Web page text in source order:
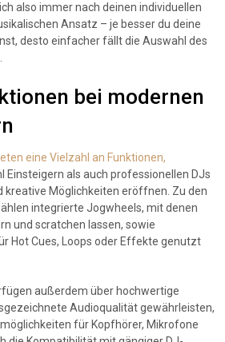
also immer nach deinen individuellen
Ansatz – je besser du deine
desto einfacher fällt die Auswahl des
bei modernen
eine Vielzahl an Funktionen,
Einsteigern als auch professionellen DJs
kreative Möglichkeiten eröffnen. Zu den
integrierte Jogwheels, mit denen
und scratchen lassen, sowie
Hot Cues, Loops oder Effekte genutzt
außerdem über hochwertige
Audioqualität gewährleisten,
für Kopfhörer, Mikrofone